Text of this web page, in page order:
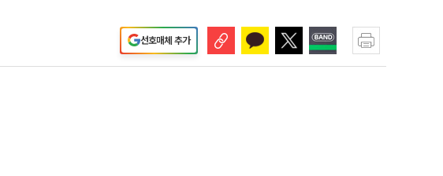
선호매체 추가